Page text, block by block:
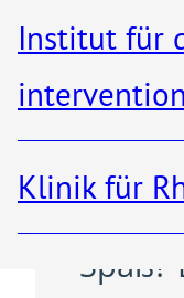
Institut für
Klinik für